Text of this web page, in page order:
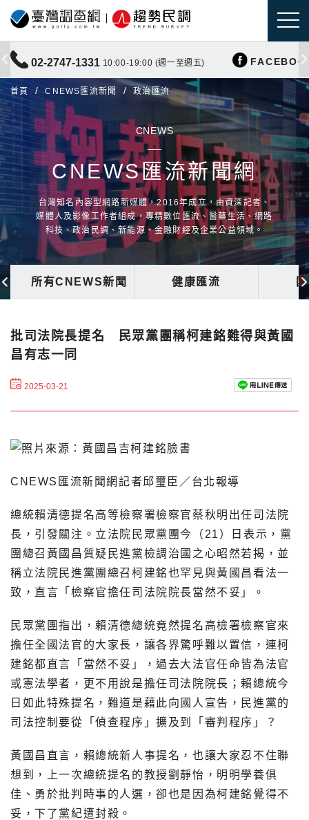
02-2747-1331 10:00-19:00 (週一至週五)
首頁 CNEWS匯流新聞 政治匯流
CNEWS
CNEWS匯流新聞網
台灣知名內容型網路新媒體，2016年成立，由資深記者、
媒體人及影像工作者組成，專精數位匯流、醫藥生活、網路
科技、政治民調、新能源、金融財經及企業公益領域。
所有CNEWS新聞 健康匯流
批司法院長提名 民眾黨團稱柯建銘難得與黃國
昌有志一同
2025-03-21
CNEWS匯流新聞網記者邱璽臣／台北報導
總統賴清德提名高等檢察署檢察官蔡秋明出任司法院
長，引發關注。立法院民眾黨團今（21）日表示，黨
團總召黃國昌質疑民進黨檢調治國之心昭然若揭，並
稱立法院民進黨團總召柯建銘也罕見與黃國昌看法一
致，直言「檢察官擔任司法院院長當然不妥」。
民眾黨團指出，賴清德總統竟然提名高檢署檢察官來
擔任全國法官的大家長，讓各界驚呼難以置信，連柯
建銘都直言「當然不妥」，過去大法官任命皆為法官
或憲法學者，更不用說是擔任司法院院長；賴總統今
日如此特殊提名，難道是藉此向國人宣告，民進黨的
司法控制要從「偵查程序」擴及到「審判程序」？
黃國昌直言，賴總統新人事提名，也讓大家忍不住聯
想到，上一次總統提名的教授劉靜怡，明明學養俱
佳、勇於批判時事的人選，卻也是因為柯建銘覺得不
妥，下了黨紀遭封殺。